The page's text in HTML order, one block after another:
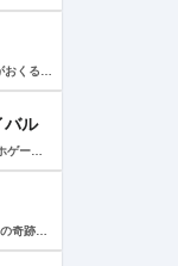
TVでもおなじみ、TYPE-MOONがおくるFateのRPG！ スマホでも本格的なRPGが楽しめる。 文字数にして500万字超という、圧倒的なボリュームを堪能できるストーリー！ 本編以外にもキャラクターごとにストーリーを用意し、Fateファンも今回はじめてFateの世界を体験される方も十分満足いただける内容となっています。 【あらすじ】 西暦2015年。 地球の未来を観測するカルデアは、2017年以降の人類史が崩壊している事実を確認した。 昨日まで確かに存在していた2115年までの“約束された未来”は、何の前触れもなく突如として消え去ったのだ。 なぜ。どうして。だれが。どうやって。 西暦2004年 日本 ある地方都市。 ここに今まではなかった、「観測できない領域」が現れたと。 カルデアはこれを人類絶滅の原因と仮定し、いまだ実験段階だった第六の実験を決行する事となった。 それは過去への時間旅行。 人間を霊子化させて過去に送りこみ、事象に介入する事で時空の特異点を解明、あるいは破壊する禁断の儀式。 その名を人理守護指令、グランドオーダー。 人類を守るために人類史に立ち向かう、運命と戦うものたちの総称である。 【ゲーム概要】 スマホに最適化された簡単操作のコマンドオーダーバトル！ プレイヤーはマスターとなって英霊たちを操り敵を倒し謎を解明していく。 好みの英霊で戦うか、強い英霊で戦うかバトルスタイルはプレイヤーしだい。 ◆豪華声優陣が続々参加 青木志貴、茜屋日海夏、赤羽根健治、明坂聡美、浅川悠、朝日奈丸佳、阿澄佳奈、阿部彬名、阿部敦、阿部里果、雨宮天、新井里美、井口裕香、井澤詩織、石川界人、石川由依、石谷春貴、伊瀬茉莉也、市ノ瀬加那、伊藤彩沙、伊藤かな恵、伊東健人、伊藤静、伊藤美紀、稲田徹、井上和彦、井上喜久子、井上麻里奈、伊丸岡篤、石見舞菜香、上坂すみれ、植田佳奈、上田麗奈、内田真礼、内田雄馬、内山昂輝、梅原裕一郎、江川央生、江口拓也、江越彬紀、遠藤綾、大久保瑠美、大空直美、大塚明夫、大塚芳忠、大原さやか、大和田仁美、岡本信彦、置鮎龍太郎、小倉唯、小澤亜李、小野賢章、小野大輔、小野友樹、小見川千明、かかずゆみ、柿原徹也、加隈亜衣、笠間淳、加瀬康之、門脇舞以、金元寿子、神尾晋一郎、茅野愛衣、川澄綾子、河西健吾、川野剛稔、神奈延年、鬼頭明里、木村珠莉、木村良平、桐本拓哉、釘宮理恵、久野美咲、黒木ほの香、黒田崇矢、桑原由気、KENN、高野麻里佳、古賀葵、小清水亜美、後藤邑子、小西克幸、小林千晃、小林ゆう、小林裕介、小原好美、小松未可子、子安武人、小山力也、近藤玲奈、斎賀みつき、西前忠久、斉藤壮馬、斎藤千和、坂本真綾、佐倉綾音、櫻井孝宏、佐藤聡美、佐藤利奈、沢城みゆき、下屋則子、島﨑信長、嶋村侑、庄司宇芽香、白石晴香、新垣樽助、真堂圭、末柄里恵、杉田智和、杉山紀彰、鈴木達央、鈴木崚汰、鈴代紗弓、鈴村健一、諏訪彩花、諏訪部順一、関俊彦、関智一、瀬戸麻沙美、芹澤優、仙台エリ、千本木彩花、園崎未恵、大地葉、高乃麗、高野直子、高橋花林、高橋李依、高山みなみ、武内駿輔、竹内良太、武田華、田中敦子、田中美海、田中理恵、谷山紀章、種﨑敦美、種田梨沙、田丸篤志、田村睦心、田村ゆかり、丹下桜、千葉繁、千葉翔也、津田健次郎、紡木吏佐、鶴岡聡、寺崎裕香、寺島拓篤、東山奈央、土岐隼一、飛田展男、戸松遥、豊永利行、鳥海浩輔、中井和哉、中田譲治、長縄まりあ、仲村美沙希、中村悠一、名塚佳織、生天目仁美、浪川大輔、能登麻美子、野中藍、乃村健次、土師孝也、長谷川育美、花江夏樹、花澤香菜、花守ゆみり、早見沙織、原由実、春野杏、潘めぐみ、日岡なつみ、日笠陽子、日野聡、平川大輔、ファイルーズあい、福圓美里、福西勝也、福山潤、藤井隼、藤沼建人、ブリドカットセーラ恵美、古川慎、保志総一朗、星野貴紀、堀内賢雄、堀江由衣、本多真梨子、本多陽子、本渡楓、前野智昭、M・A・O、増田俊樹、Machico、松風雅也、真殿光昭、マフィア梶田、三上哲、三木眞一郎、水樹奈々、水島大宙、水橋かおり、緑川光、水瀬いのり、南央美、峯田茉優、宮野真守、宮本充、村瀬歩、森川智之、森田了介、森永千才、森なな子、諸星すみれ、安井邦彦、山路和弘、山下大輝、山下七海、山寺宏一、山根綺、山野井仁、山村響、悠木碧、ゆかな、遊佐浩二、吉野裕行、佳村はるか、米澤円、若林直美、和氣あず未、和多田美咲（50音順） ◆全体構成・メインシナリオ・シナリオ・総監督 奈須きのこ ◆リードキャラクターデザイナー 武内崇 ◆アートディレクション TYPE-MOON ◆メインシナリオ・シナリオ執筆 東出祐一郎、桜井光 水瀬葉月、星空めてお ◆ゲストライター amphibian、虚淵玄（ニトロプラス）、acpi、ＯＫＳＧ（TYPE-MOON）、経験値、小太刀右京、三田誠、たけのこ星人、橘公司、田中天（株式会社フラッグノーツ）、成田良悟、鋼屋ジン、ひろやまひろし、円居挽、茗荷屋甚六、矢野俊策（株式会社フラッグノーツ）、リヨ（50音順） ◆キャラクターデザイン I-IV、蒼月タカオ（TYPE-MOON）、AKIRA、Azusa、東冬、荒野、Anmi、池澤真、石田あきら、いみぎむる、兔ろうと、羽海野チカ、大森葵、岡崎武士、okojo、およ、加藤いつわ、カワグチタケシ、きばどりリュー、桐原小鳥、ギンカ、倉花千夏、黒星紅白、小梅けいと、近衛乙嗣、小松崎類、こやまひろかず（TYPE-MOON）、西藤浩樹（LASENGLE）、saitom、坂本みねぢ、佐々木少年、サテー、色素、縞うどん（TYPE-MOON）、島田フミカネ、しまどりる、sime、下越（TYPE-MOON）、シャカＰ（LASENGLE）、白浜鴎、しらび、白峰、真じろう、STAR影法師、曽我誠、タイキ、高橋慶太郎、高山箕犀、竹、武中英雄、武梨えり、たけのこ星人、TAKOLEGS、田島昭宇、タスクオーナ、danciao、中央東口、CHOCO、悌太、Dd、天空すふぃあ、DANGERDROP、toi8、トリダモノ、中原、なまにくATK、西出ケンゴロー、nipi、ネコタワワ、NOCO、pako、林けゐ、原田たけひと、春野友矢、ばん！、Bすけ、左、ヒライユキオ、平野稜二、広江礼威、ひろやまひろし、PFALZ、ぶくろて、huke、BLACK（TYPE-MOON）、古海鐘一、BUNBUN、hou、ホトソウカ、本庄雷太、前田浩孝、マシマサキ、また、松竜、Mika Pikazo、緑川美帆、三輪士郎、村山竜大、めろん22、望月けい、元村人、森井しづき、森山大輔、山中虎鉄、YOCO_N（LASENGLE）、余湖裕輝、米山舞、La-na、lack、リヨ、Ryota-H、輪くすさが、redjuice、ReDrop、ろび～な、ワダアルコ、渡れい（50音順） このアプリケーションには、（株）ＣＲＩ・ミドルウェアの「CRIWARE（TM）」が使用されています。
バル
4億人が遊ぶ唯一無二の氷雪スマホゲーム！サクッと爽快！みんなで極寒サバイバル ！ 猛吹雪に襲われ、かつての世界は崩壊。人類の文明の灯火は、氷雪の中で今にも消えかかっている…。 生存者達よ、今こそ立ち上がれ！——仲間を率いて希望の灯りをともし、凍てつく大地に新たな拠点を築こう！ さらに新規ユーザー限定でSSR英雄「ジャスミン」が無料で仲間入り！ 彼女と共に氷原の奥地へと踏み込み、吹雪の中に潜む未知の脅威に立ち向かおう！ 【ゲームの特徴】 ◆領地再建！凍土に希望の光を！ 大溶鉱炉に火を灯すことから始めて、積もった雪を溶かして領土を開拓しよう！ 法令を発布して人員を的確に配置すれば、拠点の建設効率がぐんとアップ！ ◆放置で楽々、資源を効率ストック！ ワンタップで英雄を派遣するだけで、見守りは不要！ オフライン中も資源は自動でたっぷり蓄積されて、戻れば報酬が山盛り！極寒サバイバルでも、もう怖くない！ ◆お手軽に始められる氷雪ミニゲーム！ ミニゲームが次々と登場！「穴釣り選手権」でレア生物図鑑を解放し、「除雪隊」で雪山の宝を発見しよう！ スキマ時間でも気軽にプレイできて、雪原ライフは楽しさ満載！ ◆戦略を駆使して、英雄で敵を撃退！ 英雄はレベル共有で育成の手間いらずで、スキルを活かせば様々な難関を攻略可能！ 最強チームを組み上げて、敵を圧倒しよう！ ◆協力プレイで、凍土制覇を目指そう！ 同盟の支援で負傷者の治療や育成もスピードアップ！ 作戦を練って仲間と役割分担すれば戦力倍増！勝利の喜びをみんなで分かち合おう！ さらにたくさんのコンテンツをお届けいたします： ◆オフィシャルサイト: https://whiteoutsurvival.centurygames.com/ja ◆X: https://x.com/WOS_Japan ◆Facebook: https://www.facebook.com/WhiteoutSurvival ◆Discord: https://discord.gg/whiteoutsurvival ◆YouTube: https://www.youtube.com/@WhiteoutSurvivalOfficial_JA ◆TikTok: https://www.tiktok.com/@howasaba.jp
――何気ない日常で、ほんの少しの奇跡を見つける物語 Yostarが贈る学園×青春×物語RPG『ブルーアーカイブ -Blue Archive-』！ 先生として、個性豊かで魅力的な生徒たちと共に、一風変わった学園都市キヴォトスの 日常を過ごそう！ ■あらすじ ここは学園都市キヴォトス。 数千の学園からなる超巨大学園都市では、日々トラブルが絶えない。 この問題に対応すべく、連邦生徒会長によって連邦捜査部【シャーレ】が設立された。 この物語は【シャーレ】の顧問となる先生とそれに協力する生徒たちと学園都市での日常を 描いた物語である。 ▼可愛いキャラクターが活躍する3Dバトル 大迫力の3Dリアルタイムバトル！ 可愛いキャラクター達が画面いっぱいに所狭しと大活躍。 あなたは先生として、生徒たちを指揮しよう！ ▼個性豊かなキャラクターを彩るハイクオリティの2Dアニメーション 美少女キャラクターたちが綺麗な2Dアニメーションであなたを迎えてくれる！ 仲良くなると特別なアニメーションが見れることもあるぞ！ ▼生徒たちと絆を深めて彼女たちと特別な日常を過ごそう！ 一緒にいる時間が長ければ長いほど、彼女たちはあなたとの絆は深まっていく。 そんな彼女たちとの日々が、きっとあなたの日常を特別なものに！ ▼公式Twitter https://twitter.com/Blue_ArchiveJP ▼公式サイト https://bluearchive.jp/ (C)Yostar, Inc.